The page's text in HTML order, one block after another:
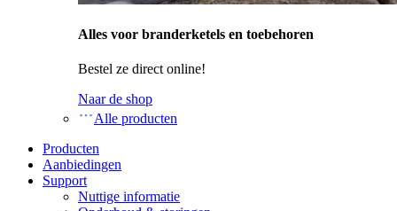
Alles voor branderketels en toebehoren
Bestel ze direct online!
Naar de shop
Alle producten
Producten
Aanbiedingen
Support
Nuttige informatie